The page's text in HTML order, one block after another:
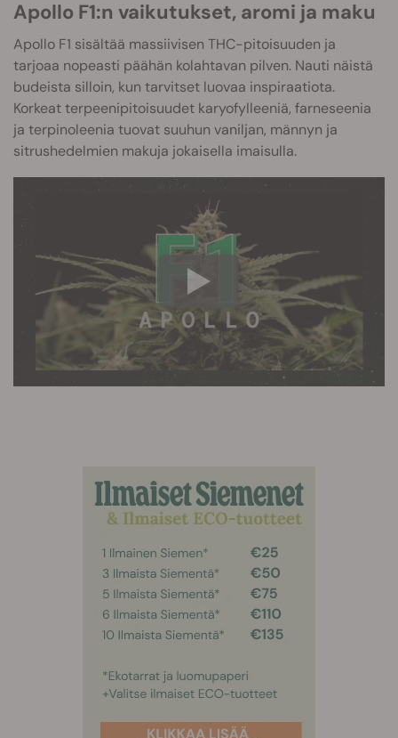
Apollo F1:n vaikutukset, aromi ja maku
Apollo F1 sisältää massiivisen THC-pitoisuuden ja
tarjoaa nopeasti päähän kolahtavan pilven. Nauti näistä
budeista silloin, kun tarvitset luovaa inspiraatiota.
Korkeat terpeenipitoisuudet karyofylleeniä, farneseenia
ja terpinoleenia tuovat suuhun vaniljan, männyn ja
sitrushedelmien makuja jokaisella imaisulla.